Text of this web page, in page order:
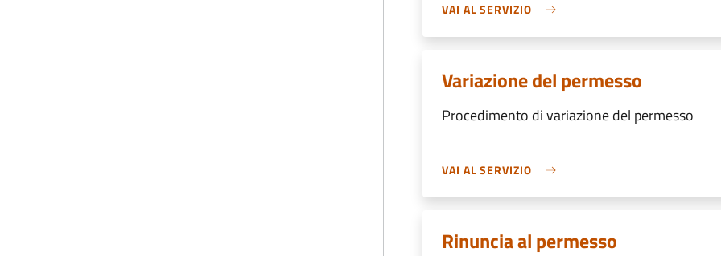
VAI AL SERVIZIO
Variazione del permesso
Procedimento di variazione del permesso
VAI AL SERVIZIO
Rinuncia al permesso